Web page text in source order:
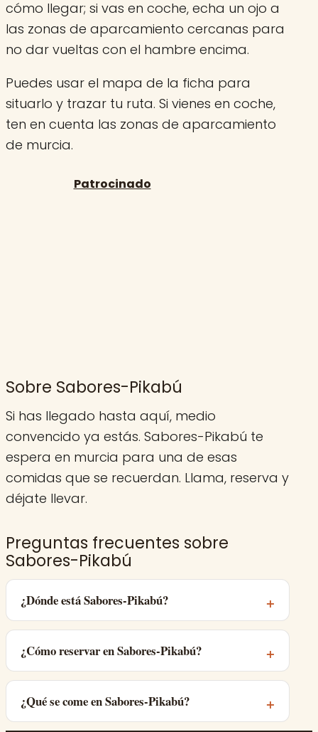
cómo llegar; si vas en coche, echa un ojo a
las zonas de aparcamiento cercanas para
no dar vueltas con el hambre encima.
Puedes usar el mapa de la ficha para
situarlo y trazar tu ruta. Si vienes en coche,
ten en cuenta las zonas de aparcamiento
de murcia.
Sobre Sabores-Pikabú
Si has llegado hasta aquí, medio
convencido ya estás. Sabores-Pikabú te
espera en murcia para una de esas
comidas que se recuerdan. Llama, reserva y
déjate llevar.
Preguntas frecuentes sobre
Sabores-Pikabú
¿Dónde está Sabores-Pikabú?
¿Cómo reservar en Sabores-Pikabú?
¿Qué se come en Sabores-Pikabú?